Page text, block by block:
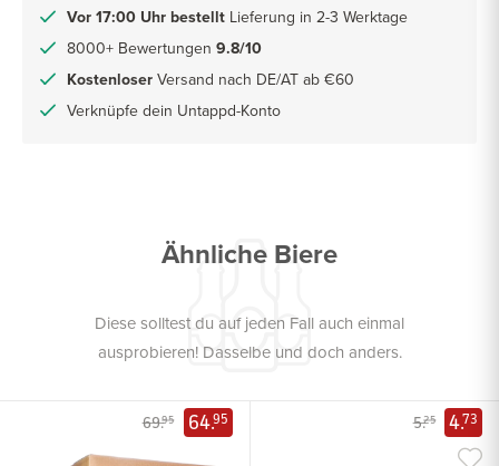
Vor 17:00 Uhr bestellt Lieferung in 2-3 Werktage
8000+ Bewertungen 9.8/10
Kostenloser Versand nach DE/AT ab €60
Verknüpfe dein Untappd-Konto
Ähnliche Biere
Diese solltest du auf jeden Fall auch einmal
ausprobieren! Dasselbe und doch anders.
69.95 64.95 5.25 4.73